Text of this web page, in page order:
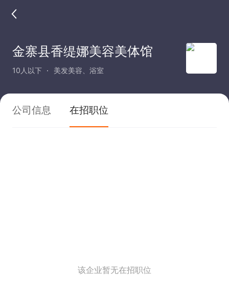
金寨县香缇娜美容美体馆
10人以下 美发美容、浴室
公司信息 在招职位
该企业暂无在招职位